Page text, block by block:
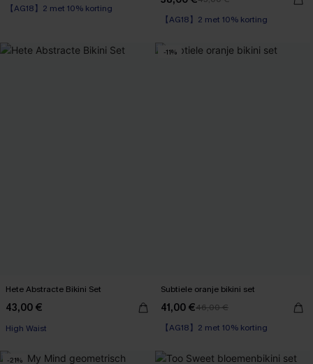
Underwire
【AG18】2 met 10% korting
Underwire
Hete Abstracte Bikini Set
43,00 €
High Waist
-11%
Subtiele oranje bikini set
41,00 €46,00 €
【AG18】2 met 10% korting
Op voorraad
-21%